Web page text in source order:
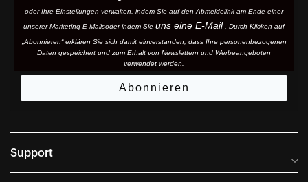
oder Ihre Einstellungen verwalten, indem Sie auf den Abmeldelink am Ende einer
unserer Marketing-E-Mailsoder indem Sie uns eine E-Mail . Durch Klicken auf
„Abonnieren“ erklären Sie sich damit einverstanden, dass Ihre personenbezogenen
Daten gespeichert und zum Erhalt von Newslettern und Werbeangeboten
verwendet werden.
Abonnieren
Support